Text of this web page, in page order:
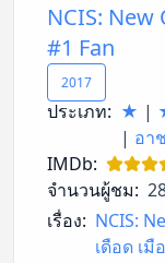
NCIS: New
#1 Fan
2017
ประเภท: ★ |
| อา
IMDb:
จำนวนผู้ชม:
เรื่อง: NCIS:
เดือด เ